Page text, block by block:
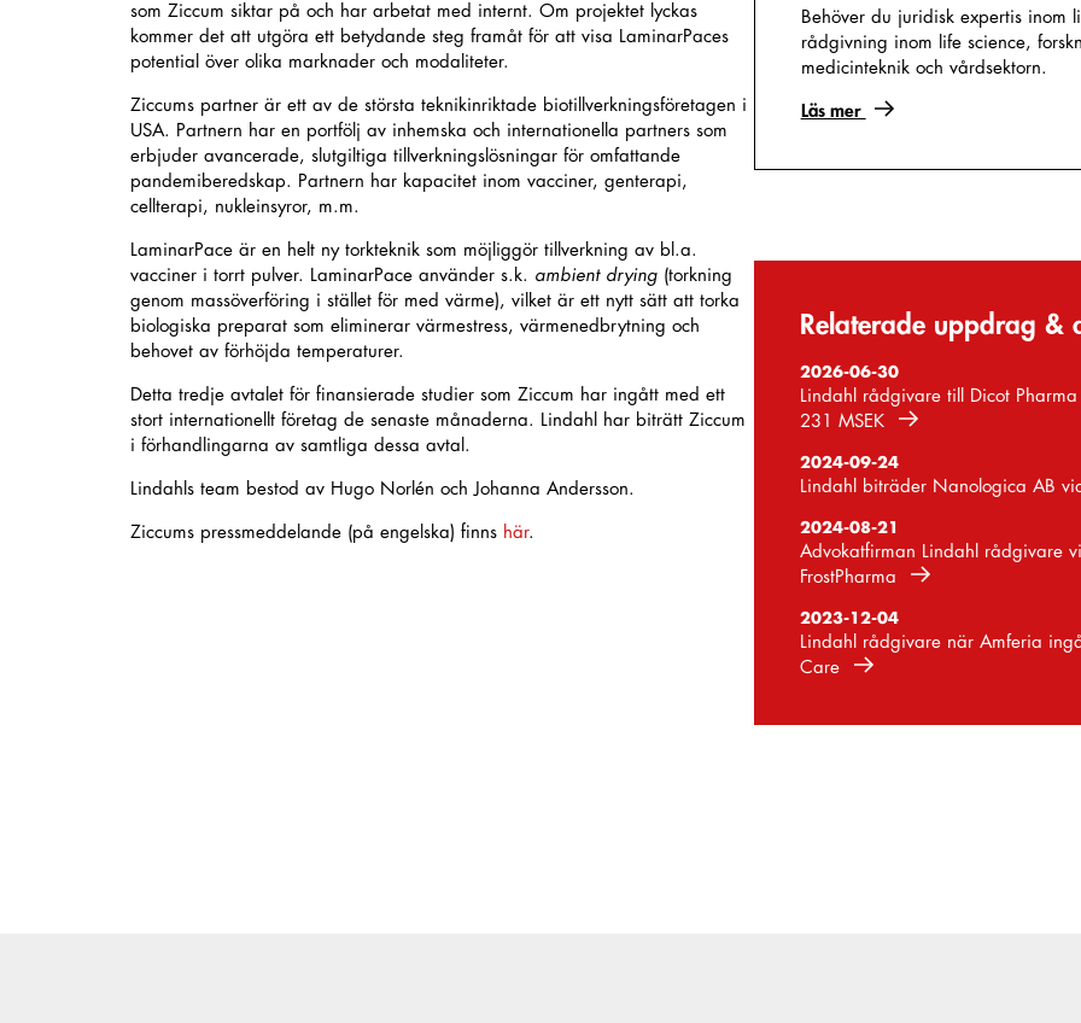
som Ziccum siktar på och har arbetat med internt. Om projektet lyckas
kommer det att utgöra ett betydande steg framåt för att visa LaminarPaces
potential över olika marknader och modaliteter.
Ziccums partner är ett av de största teknikinriktade biotillverkningsföretagen i
USA. Partnern har en portfölj av inhemska och internationella partners som
erbjuder avancerade, slutgiltiga tillverkningslösningar för omfattande
pandemiberedskap. Partnern har kapacitet inom vacciner, genterapi,
cellterapi, nukleinsyror, m.m.
LaminarPace är en helt ny torkteknik som möjliggör tillverkning av bl.a.
vacciner i torrt pulver. LaminarPace använder s.k. ambient drying(torkning
genom massöverföring i stället för med värme), vilket är ett nytt sätt att torka
biologiska preparat som eliminerar värmestress, värmenedbrytning och
behovet av förhöjda temperaturer.
Detta tredje avtalet för finansierade studier som Ziccum har ingått med ett
stort internationellt företag de senaste månaderna. Lindahl har biträtt Ziccum
i förhandlingarna av samtliga dessa avtal.
Lindahls team bestod av Hugo Norlén och Johanna Andersson.
Ziccums pressmeddelande (på engelska) finns här.
Behöver du juridisk expertis inom
rådgivning inom life science,
medicinteknik och vårdsektorn.
Läs mer
Relaterade uppdrag &
2026-06-30
Lindahl rådgivare till Dicot
231 MSEK
2024-09-24
Lindahl biträder Nanologica AB
2024-08-21
Advokatfirman Lindahl rådgivare
FrostPharma
2023-12-04
Lindahl rådgivare när Amferia
Care